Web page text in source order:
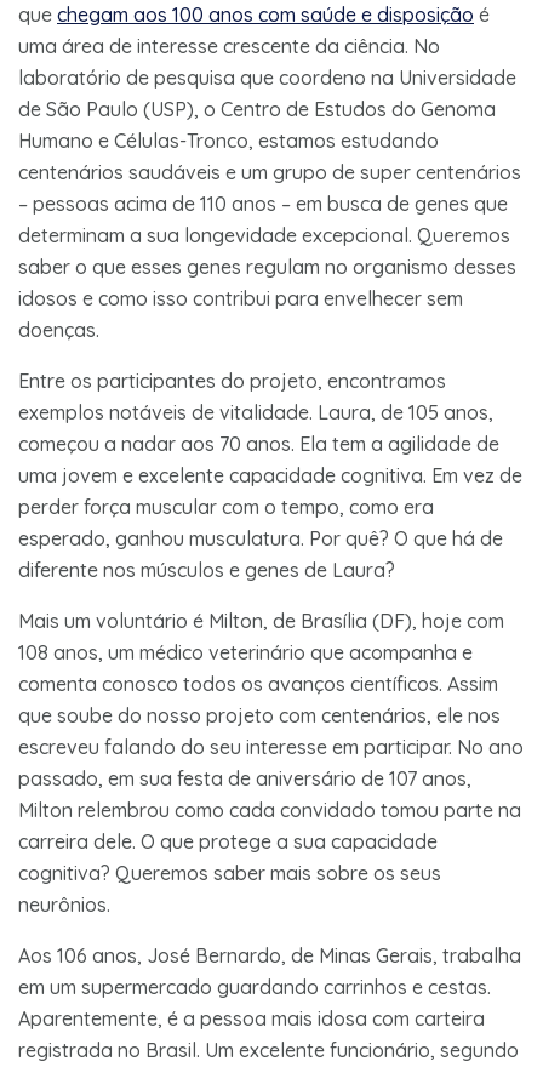
que chegam aos 100 anos com saúde e disposição é
uma área de interesse crescente da ciência. No
laboratório de pesquisa que coordeno na Universidade
de São Paulo (USP), o Centro de Estudos do Genoma
Humano e Células-Tronco, estamos estudando
centenários saudáveis e um grupo de super centenários
– pessoas acima de 110 anos – em busca de genes que
determinam a sua longevidade excepcional. Queremos
saber o que esses genes regulam no organismo desses
idosos e como isso contribui para envelhecer sem
doenças.
Entre os participantes do projeto, encontramos
exemplos notáveis de vitalidade. Laura, de 105 anos,
começou a nadar aos 70 anos. Ela tem a agilidade de
uma jovem e excelente capacidade cognitiva. Em vez de
perder força muscular com o tempo, como era
esperado, ganhou musculatura. Por quê? O que há de
diferente nos músculos e genes de Laura?
Mais um voluntário é Milton, de Brasília (DF), hoje com
108 anos, um médico veterinário que acompanha e
comenta conosco todos os avanços científicos. Assim
que soube do nosso projeto com centenários, ele nos
escreveu falando do seu interesse em participar. No ano
passado, em sua festa de aniversário de 107 anos,
Milton relembrou como cada convidado tomou parte na
carreira dele. O que protege a sua capacidade
cognitiva? Queremos saber mais sobre os seus
neurônios.
Aos 106 anos, José Bernardo, de Minas Gerais, trabalha
em um supermercado guardando carrinhos e cestas.
Aparentemente, é a pessoa mais idosa com carteira
registrada no Brasil. Um excelente funcionário, segundo